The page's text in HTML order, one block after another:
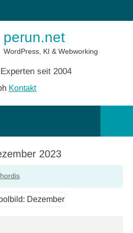
perun.net
WordPress, KI & Webworking
seit 2004
Kontakt
2023